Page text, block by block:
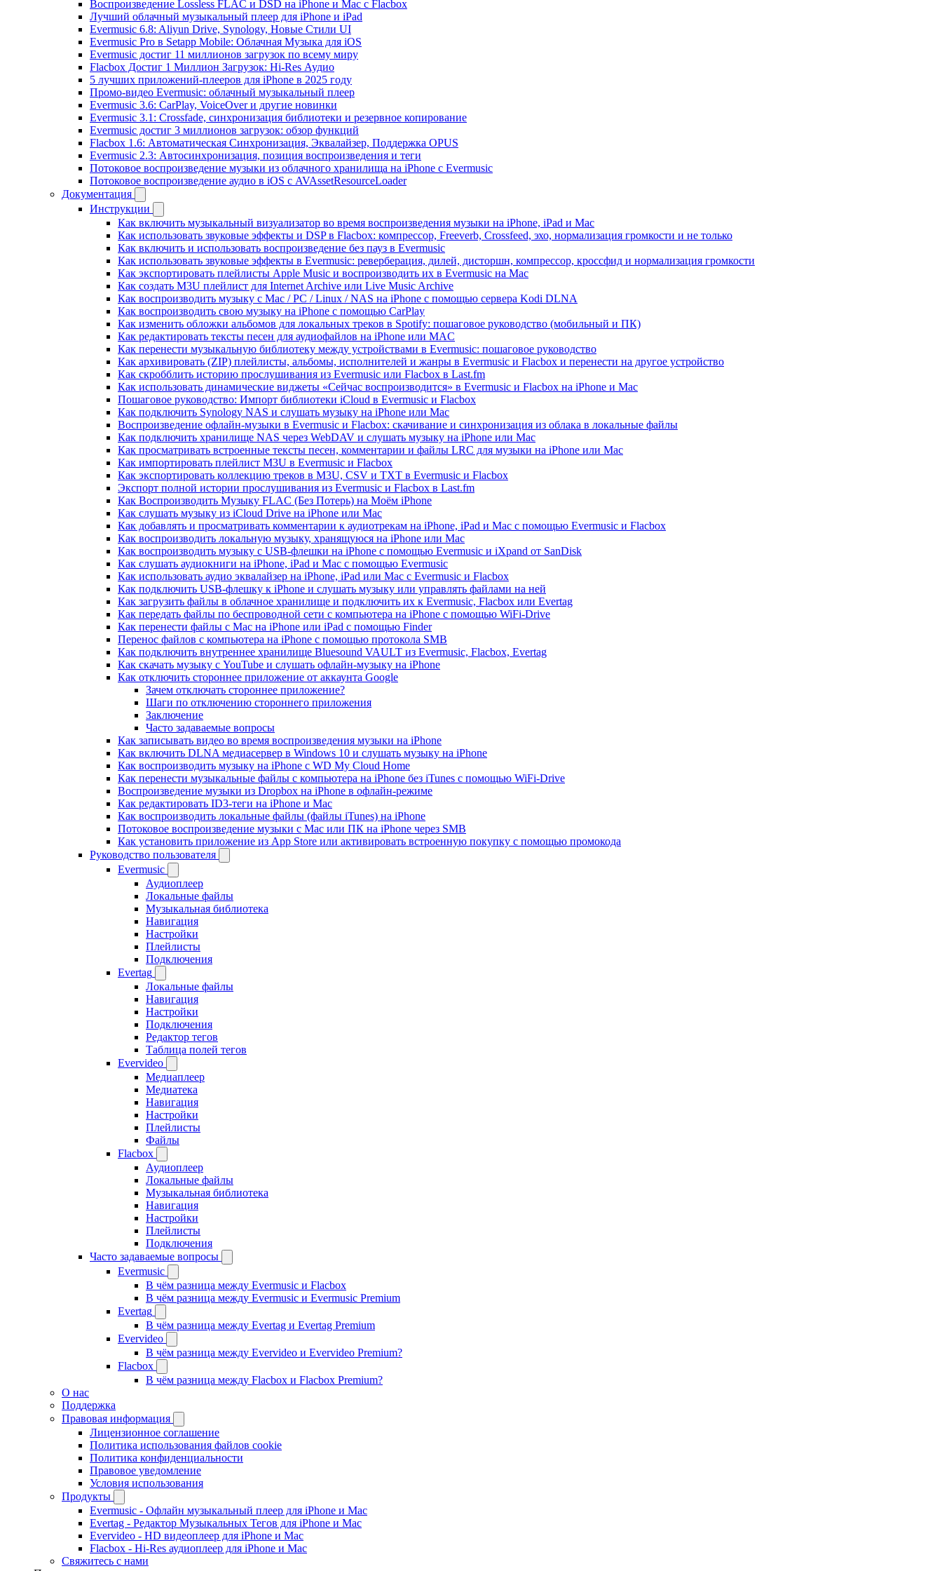
Воспроизведение Lossless FLAC и DSD на iPhone и Mac с Flacbox
Лучший облачный музыкальный плеер для iPhone и iPad
Evermusic 6.8: Aliyun Drive, Synology, Новые Стили UI
Evermusic Pro в Setapp Mobile: Облачная Музыка для iOS
Evermusic достиг 11 миллионов загрузок по всему миру
Flacbox Достиг 1 Миллион Загрузок: Hi-Res Аудио
5 лучших приложений-плееров для iPhone в 2025 году
Промо-видео Evermusic: облачный музыкальный плеер
Evermusic 3.6: CarPlay, VoiceOver и другие новинки
Evermusic 3.1: Crossfade, синхронизация библиотеки и резервное копирование
Evermusic достиг 3 миллионов загрузок: обзор функций
Flacbox 1.6: Автоматическая Синхронизация, Эквалайзер, Поддержка OPUS
Evermusic 2.3: Автосинхронизация, позиция воспроизведения и теги
Потоковое воспроизведение музыки из облачного хранилища на iPhone с Evermusic
Потоковое воспроизведение аудио в iOS с AVAssetResourceLoader
Документация
Инструкции
Как включить музыкальный визуализатор во время воспроизведения музыки на iPhone, iPad и Mac
Как использовать звуковые эффекты и DSP в Flacbox: компрессор, Freeverb, Crossfeed, эхо, нормализация громкости и не только
Как включить и использовать воспроизведение без пауз в Evermusic
Как использовать звуковые эффекты в Evermusic: реверберация, дилей, дисторшн, компрессор, кроссфид и нормализация громкости
Как экспортировать плейлисты Apple Music и воспроизводить их в Evermusic на Mac
Как создать M3U плейлист для Internet Archive или Live Music Archive
Как воспроизводить музыку с Mac / PC / Linux / NAS на iPhone с помощью сервера Kodi DLNA
Как воспроизводить свою музыку на iPhone с помощью CarPlay
Как изменить обложки альбомов для локальных треков в Spotify: пошаговое руководство (мобильный и ПК)
Как редактировать тексты песен для аудиофайлов на iPhone или MAC
Как перенести музыкальную библиотеку между устройствами в Evermusic: пошаговое руководство
Как архивировать (ZIP) плейлисты, альбомы, исполнителей и жанры в Evermusic и Flacbox и перенести на другое устройство
Как скробблить историю прослушивания из Evermusic или Flacbox в Last.fm
Как использовать динамические виджеты «Сейчас воспроизводится» в Evermusic и Flacbox на iPhone и Mac
Пошаговое руководство: Импорт библиотеки iCloud в Evermusic и Flacbox
Как подключить Synology NAS и слушать музыку на iPhone или Mac
Воспроизведение офлайн-музыки в Evermusic и Flacbox: скачивание и синхронизация из облака в локальные файлы
Как подключить хранилище NAS через WebDAV и слушать музыку на iPhone или Mac
Как просматривать встроенные тексты песен, комментарии и файлы LRC для музыки на iPhone или Mac
Как импортировать плейлист M3U в Evermusic и Flacbox
Как экспортировать коллекцию треков в M3U, CSV и TXT в Evermusic и Flacbox
Экспорт полной истории прослушивания из Evermusic и Flacbox в Last.fm
Как Воспроизводить Музыку FLAC (Без Потерь) на Моём iPhone
Как слушать музыку из iCloud Drive на iPhone или Mac
Как добавлять и просматривать комментарии к аудиотрекам на iPhone, iPad и Mac с помощью Evermusic и Flacbox
Как воспроизводить локальную музыку, хранящуюся на iPhone или Mac
Как воспроизводить музыку с USB-флешки на iPhone с помощью Evermusic и iXpand от SanDisk
Как слушать аудиокниги на iPhone, iPad и Mac с помощью Evermusic
Как использовать аудио эквалайзер на iPhone, iPad или Mac с Evermusic и Flacbox
Как подключить USB-флешку к iPhone и слушать музыку или управлять файлами на ней
Как загрузить файлы в облачное хранилище и подключить их к Evermusic, Flacbox или Evertag
Как передать файлы по беспроводной сети с компьютера на iPhone с помощью WiFi-Drive
Как перенести файлы с Mac на iPhone или iPad с помощью Finder
Перенос файлов с компьютера на iPhone с помощью протокола SMB
Как подключить внутреннее хранилище Bluesound VAULT из Evermusic, Flacbox, Evertag
Как скачать музыку с YouTube и слушать офлайн-музыку на iPhone
Как отключить стороннее приложение от аккаунта Google
Зачем отключать стороннее приложение?
Шаги по отключению стороннего приложения
Заключение
Часто задаваемые вопросы
Как записывать видео во время воспроизведения музыки на iPhone
Как включить DLNA медиасервер в Windows 10 и слушать музыку на iPhone
Как воспроизводить музыку на iPhone с WD My Cloud Home
Как перенести музыкальные файлы с компьютера на iPhone без iTunes с помощью WiFi-Drive
Воспроизведение музыки из Dropbox на iPhone в офлайн-режиме
Как редактировать ID3-теги на iPhone и Mac
Как воспроизводить локальные файлы (файлы iTunes) на iPhone
Потоковое воспроизведение музыки с Mac или ПК на iPhone через SMB
Как установить приложение из App Store или активировать встроенную покупку с помощью промокода
Руководство пользователя
Evermusic
Аудиоплеер
Локальные файлы
Музыкальная библиотека
Навигация
Настройки
Плейлисты
Подключения
Evertag
Локальные файлы
Навигация
Настройки
Подключения
Редактор тегов
Таблица полей тегов
Evervideo
Медиаплеер
Медиатека
Навигация
Настройки
Плейлисты
Файлы
Flacbox
Аудиоплеер
Локальные файлы
Музыкальная библиотека
Навигация
Настройки
Плейлисты
Подключения
Часто задаваемые вопросы
Evermusic
В чём разница между Evermusic и Flacbox
В чём разница между Evermusic и Evermusic Premium
Evertag
В чём разница между Evertag и Evertag Premium
Evervideo
В чём разница между Evervideo и Evervideo Premium?
Flacbox
В чём разница между Flacbox и Flacbox Premium?
О нас
Поддержка
Правовая информация
Лицензионное соглашение
Политика использования файлов cookie
Политика конфиденциальности
Правовое уведомление
Условия использования
Продукты
Evermusic - Офлайн музыкальный плеер для iPhone и Mac
Evertag - Редактор Музыкальных Тегов для iPhone и Mac
Evervideo - HD видеоплеер для iPhone и Mac
Flacbox - Hi-Res аудиоплеер для iPhone и Mac
Свяжитесь с нами